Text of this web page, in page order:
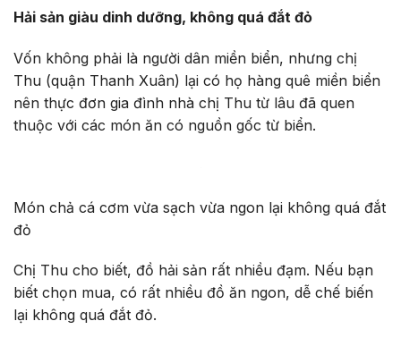
Hải sản giàu dinh dưỡng, không quá đắt đỏ
Vốn không phải là người dân miền biển, nhưng chị
Thu (quận Thanh Xuân) lại có họ hàng quê miền biển
nên thực đơn gia đình nhà chị Thu từ lâu đã quen
thuộc với các món ăn có nguồn gốc từ biển.
Món chả cá cơm vừa sạch vừa ngon lại không quá đắt
đỏ
Chị Thu cho biết, đồ hải sản rất nhiều đạm. Nếu bạn
biết chọn mua, có rất nhiều đồ ăn ngon, dễ chế biến
lại không quá đắt đỏ.